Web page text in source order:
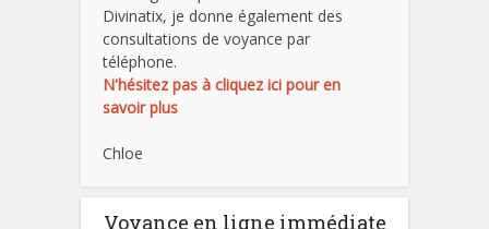
Divinatix, je donne également des
consultations de voyance par
téléphone.
N'hésitez pas à cliquez ici pour en
savoir plus
Chloe
Voyance en ligne immédiate